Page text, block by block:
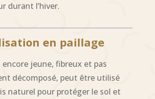
durant l’hiver.
en paillage
jeune, fibreux et pas
décomposé, peut être utilisé
naturel pour protéger le sol et